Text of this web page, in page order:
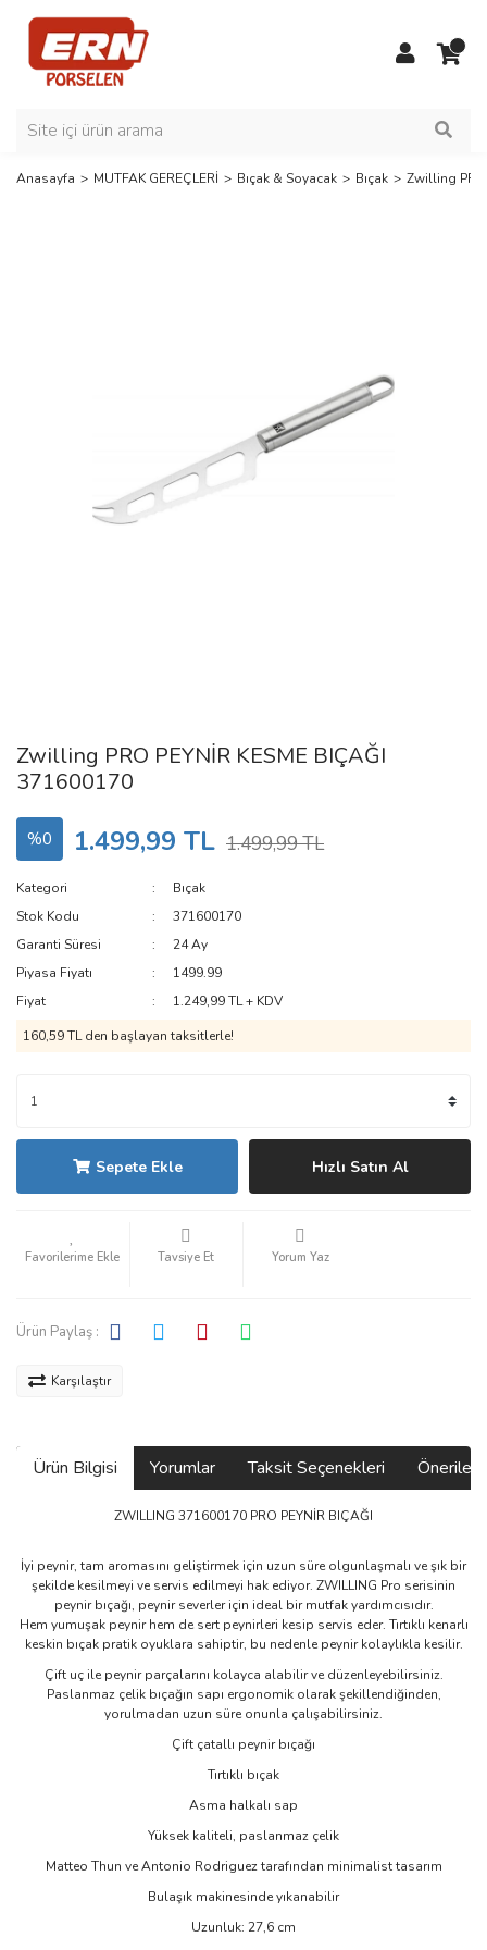
Anasayfa MUTFAK GEREÇLERİ Bıçak & Soyacak Bıçak Zwilling PRO
Zwilling PRO PEYNİR KESME BIÇAĞI
371600170
%0 1.499,99 TL 1.499,99 TL
Kategori
Bıçak
Stok Kodu
371600170
Garanti Süresi
24 Ay
Piyasa Fiyatı
1499.99
Fiyat
1.249,99 TL + KDV
160,59 TL den başlayan taksitlerle!
Sepete Ekle Hızlı Satın Al
Tavsiye Et Yorum Yaz
Ürün Paylaş :
Karşılaştır
Ürün Bilgisi Yorumlar Taksit Seçenekleri
ZWILLING 371600170 PRO PEYNİR BIÇAĞI
İyi peynir, tam aromasını geliştirmek için uzun süre olgunlaşmalı ve şık bir
şekilde kesilmeyi ve servis edilmeyi hak ediyor. ZWILLING Pro serisinin
peynir bıçağı, peynir severler için ideal bir mutfak yardımcısıdır.
Hem yumuşak peynir hem de sert peynirleri kesip servis eder. Tırtıklı kenarlı
keskin bıçak pratik oyuklara sahiptir, bu nedenle peynir kolaylıkla kesilir.
Çift uç ile peynir parçalarını kolayca alabilir ve düzenleyebilirsiniz.
Paslanmaz çelik bıçağın sapı ergonomik olarak şekillendiğinden,
yorulmadan uzun süre onunla çalışabilirsiniz.
Çift çatallı peynir bıçağı
Tırtıklı bıçak
Asma halkalı sap
Yüksek kaliteli, paslanmaz çelik
Matteo Thun ve Antonio Rodriguez tarafından minimalist tasarım
Bulaşık makinesinde yıkanabilir
Uzunluk: 27,6 cm